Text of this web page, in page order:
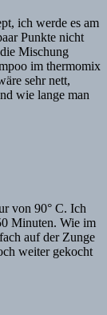
ich werde es am
Punkte nicht
Mischung
im thermomix
sehr nett,
wie lange man
von 90° C. Ich
Minuten. Wie im
auf der Zunge
weiter gekocht